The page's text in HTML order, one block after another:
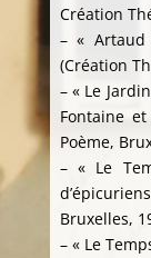
Création
– « Artaud
(Création
– « Le
Fontaine
Poème,
– « Le
Bruxelles,
– « Le